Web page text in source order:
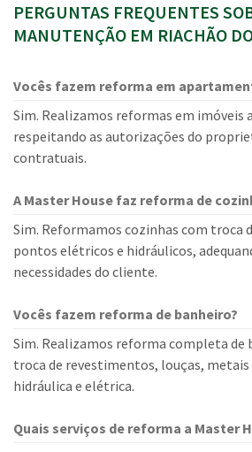
PERGUNTAS FREQUENTES
MANUTENÇÃO EM RIACHÃO
Vocês fazem reforma em
Sim. Realizamos reformas em imóveis
respeitando as autorizações do
contratuais.
A Master House faz reforma de
Sim. Reformamos cozinhas com troca
pontos elétricos e hidráulicos,
necessidades do cliente.
Vocês fazem reforma de banheiro?
Sim. Realizamos reforma completa de
troca de revestimentos, louças, metais
hidráulica e elétrica.
Quais serviços de reforma a Master